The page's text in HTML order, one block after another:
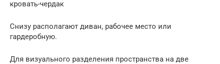
кровать-чердак
Снизу располагают диван, рабочее место или
гардеробную.
Для визуального разделения пространства на две